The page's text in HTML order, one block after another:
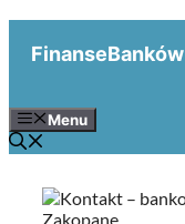
FinanseBanków
Menu